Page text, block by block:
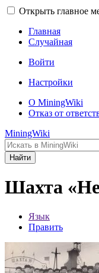
Открыть главное
Главная
Случайная
Войти
Настройки
О MiningWiki
Отказ от
MiningWiki
Найти
Шахта
Язык
Править